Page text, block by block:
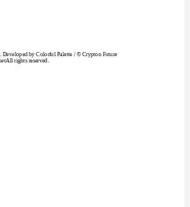
Developed by Colorful Palette / © Crypton Future
rights reserved.